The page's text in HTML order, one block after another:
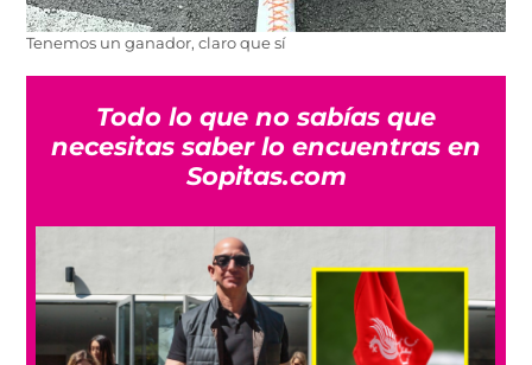
Tenemos un ganador, claro que sí
Todo lo que no sabías que
necesitas saber lo encuentras en
Sopitas.com